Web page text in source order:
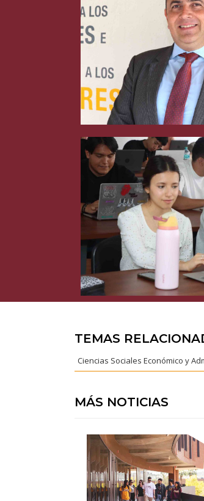
TEMAS
Ciencias Sociales Económico y
MÁS NOTICIAS